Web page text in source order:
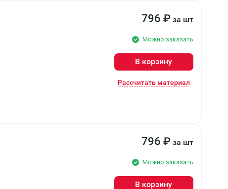
796 ₽ за шт
Можно заказать
В корзину
Рассчитать материал
796 ₽ за шт
Можно заказать
В корзину